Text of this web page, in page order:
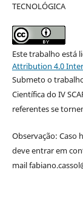
TECNOLÓGICA
Este trabalho está
Attribution 4.0
Submeto o
Científica do IV
referentes se
Observação: Caso
deve entrar em
mail